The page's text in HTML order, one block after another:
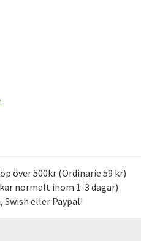
över 500kr (Ordinarie 59 kr)
normalt inom 1-3 dagar)
eller Paypal!